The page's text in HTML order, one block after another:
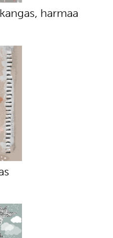
harmaa